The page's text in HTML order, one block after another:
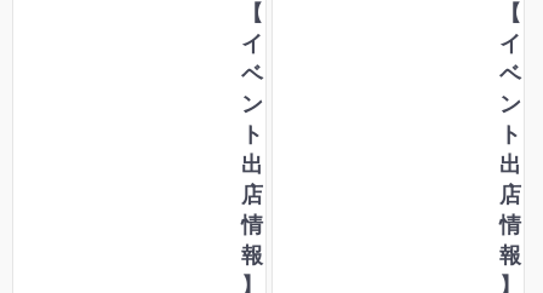
シ
ョ
ナ
ル
ペ
ン
シ
ョ
ー
2
す
！
京
都
手
書
道
具
【
イ
ベ
ン
ト
出
店
情
報
】
【
イ
ベ
ン
ト
出
店
情
報
】